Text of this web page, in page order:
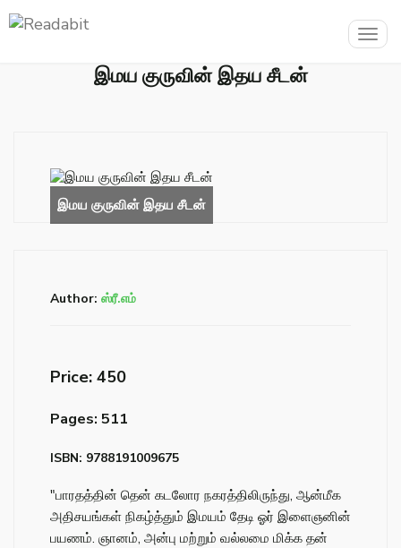
இமய குருவின் இதய சீடன்
Author: ஸ்ரீ.எம்
Price: ₹450
Pages: 511
ISBN: 9788191009675
"பாரதத்தின் தென் கடலோர நகரத்திலிருந்து, ஆன்மீக
அதிசயங்கள் நிகழ்த்தும் இமயம் தேடி ஓர் இளைஞனின்
பயணம். ஞானம், அன்பு மற்றும் வல்லமை மிக்க தன்